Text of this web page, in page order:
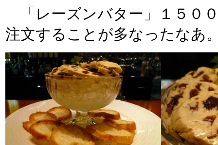
「レーズンバター」１５０
注文することが多なったなあ